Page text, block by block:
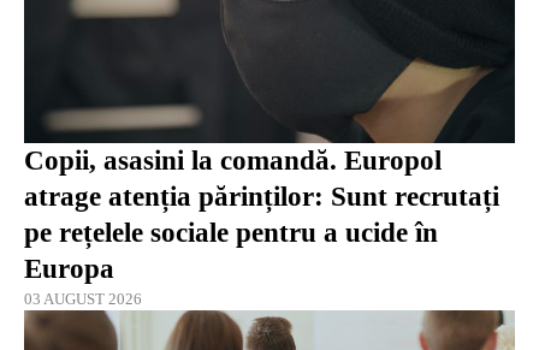
Copii, asasini la comandă. Europol
atrage atenția părinților: Sunt recrutați
pe rețelele sociale pentru a ucide în
Europa
03 AUGUST 2026